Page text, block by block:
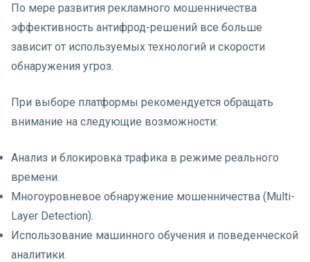
По мере развития рекламного мошенничества
эффективность антифрод-решений все больше
зависит от используемых технологий и скорости
обнаружения угроз.
При выборе платформы рекомендуется обращать
внимание на следующие возможности:
Анализ и блокировка трафика в режиме реального
времени.
Многоуровневое обнаружение мошенничества (Multi-
Layer Detection).
Использование машинного обучения и поведенческой
аналитики.